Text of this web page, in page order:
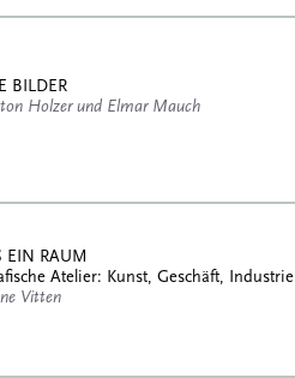
BILDER
Holzer und Elmar Mauch
EIN RAUM
Atelier: Kunst, Geschäft, Industrie
Vitten